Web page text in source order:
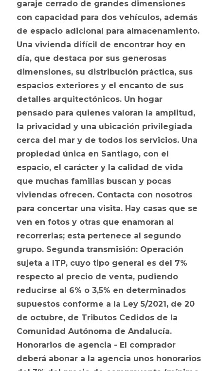
garaje cerrado de grandes dimensiones
con capacidad para dos vehículos, además
de espacio adicional para almacenamiento.
Una vivienda difícil de encontrar hoy en
día, que destaca por sus generosas
dimensiones, su distribución práctica, sus
espacios exteriores y el encanto de sus
detalles arquitectónicos. Un hogar
pensado para quienes valoran la amplitud,
la privacidad y una ubicación privilegiada
cerca del mar y de todos los servicios. Una
propiedad única en Santiago, con el
espacio, el carácter y la calidad de vida
que muchas familias buscan y pocas
viviendas ofrecen. Contacta con nosotros
para concertar una visita. Hay casas que se
ven en fotos y otras que enamoran al
recorrerlas; esta pertenece al segundo
grupo. Segunda transmisión: Operación
sujeta a ITP, cuyo tipo general es del 7%
respecto al precio de venta, pudiendo
reducirse al 6% o 3,5% en determinados
supuestos conforme a la Ley 5/2021, de 20
de octubre, de Tributos Cedidos de la
Comunidad Autónoma de Andalucía.
Honorarios de agencia - El comprador
deberá abonar a la agencia unos honorarios